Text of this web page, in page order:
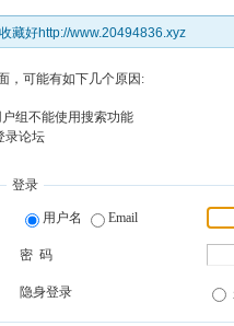
藏好http://www.20494836.xyz
，可能有如下几个原因:
组不能使用搜索功能
录论坛
登录
用户名 Email
密 码
隐身登录